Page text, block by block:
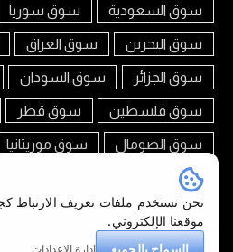
سوق السعودية سوق سوريا
سوق البحرين سوق العراق
سوق الجزائر سوق السودان
سوق فلسطين سوق قطر
سوق الصومال سوق موريتانيا
تابعنا على
نحن نستخدم ملفات تعريف الارتباط
موقعنا الإلكتروني.
السماح بالجميع
إدارة الإعدادات